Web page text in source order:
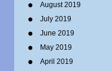
August 2019
July 2019
June 2019
May 2019
April 2019